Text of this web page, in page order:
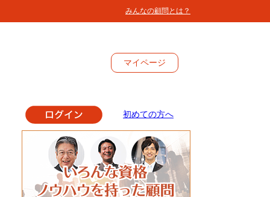
みんなの顧問とは？
マイページ
初めての方へ